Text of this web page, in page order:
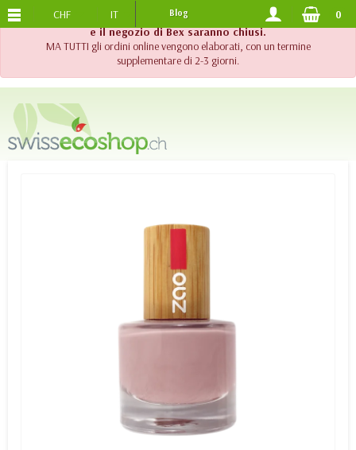
!! Importante !! Fino al 20 agosto 2026, l'assistenza telefonica
e il negozio di Bex saranno chiusi.
MA TUTTI gli ordini online vengono elaborati, con un termine
supplementare di 2-3 giorni.
SPEDIZIONE GRATUITADA 120.-
CHF IT Blog 0